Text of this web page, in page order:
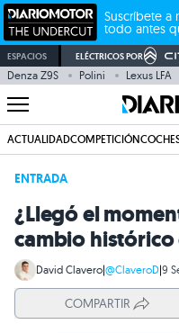
Suscríbete a
todo antes
ESPACIOS ELÉCTRICOS POR
Denza Z9S Polini Lexus LFA
ACTUALIDADCOMPETICIÓN
ENTRADA
¿Llegó el
cambio histórico
David Clavero|@ClaveroD|9
COMPARTIR